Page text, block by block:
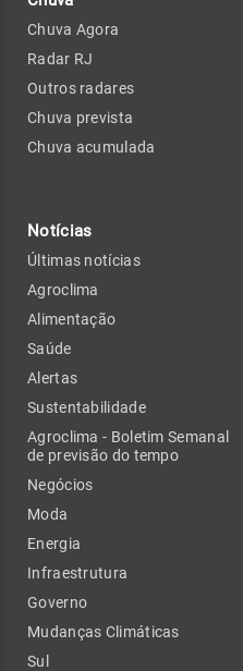
Chuva Agora
Radar RJ
Outros radares
Chuva prevista
Chuva acumulada
Notícias
Últimas notícias
Agroclima
Alimentação
Saúde
Alertas
Sustentabilidade
Agroclima - Boletim Semanal
de previsão do tempo
Negócios
Moda
Energia
Infraestrutura
Governo
Mudanças Climáticas
Sul